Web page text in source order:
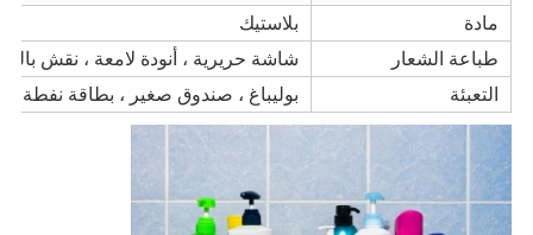
مادة
بلاستيك
طباعة الشعار
شاشة حريرية ، أنودة لامعة ، نقش
التعبئة
بوليباغ ، صندوق صغير ، بطاقة